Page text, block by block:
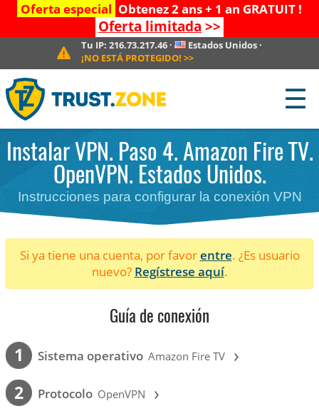
Oferta especial Obtenez 2 ans + 1 an GRATUIT !
Oferta limitada >>
Tu IP:216.73.217.46 · Estados Unidos·
¡NO ESTÁ PROTEGIDO! >>
☰
Instalar VPN. Paso 4. Amazon Fire TV.
OpenVPN. Estados Unidos.
Instrucciones para configurar la conexión VPN
Si ya tiene una cuenta, por favorentre. ¿Es usuario
nuevo? Regístrese aquí.
Guía de conexión
1 Sistema operativo Amazon Fire TV ›
2 Protocolo OpenVPN ›